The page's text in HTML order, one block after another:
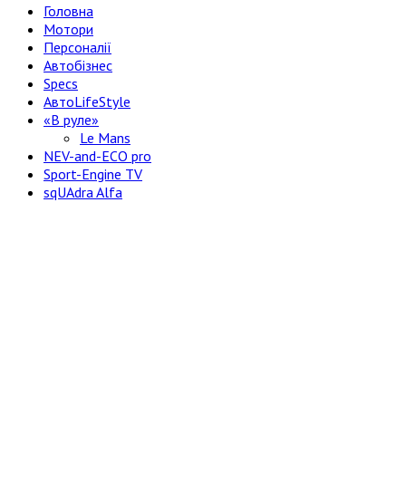
Головна
Мотори
Персоналії
Автобізнес
Specs
АвтоLifeStyle
«В руле»
Le Mans
NEV-and-ECO pro
Sport-Engine TV
sqUAdra Alfa